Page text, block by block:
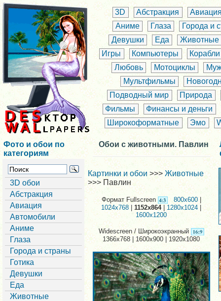
3D Абстракция
Аниме
Глаза
Города и
Девушки
Еда
Животные
Игры
Компьютеры
Корабли
Любовь
Мотоциклы
Мультфильмы
Подводный мир
Природа
Фильмы
Финансы и деньги
Широкоформатные
Эмо
Фото и обои по
категориям
3D обои
Абстракция
Авиация
Автомобили
Аниме
Глаза
Города и страны
Готика
Девушки
Еда
Животные
Обои с животными. Павлин
Картинки и обои >>> Животные
>>> Павлин
Формат Fullscreen 800x600|
1024x768|1152x864| 1280x1024
1600x1200
Widescreen / Широкоэкранный
1366x768 | 1600x900 | 1920x1080